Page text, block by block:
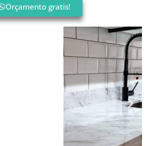
Orçamento gratis!